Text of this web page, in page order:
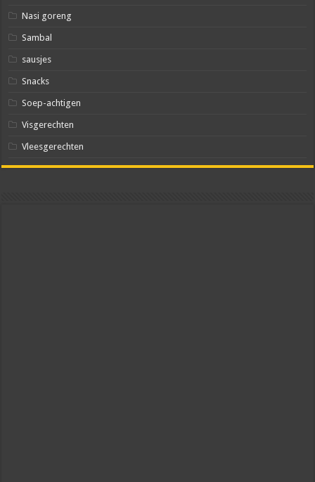
Nasi goreng
Sambal
sausjes
Snacks
Soep-achtigen
Visgerechten
Vleesgerechten